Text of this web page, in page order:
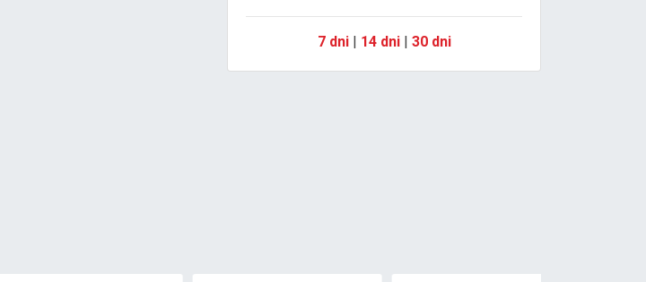
7 dni| 14 dni| 30 dni